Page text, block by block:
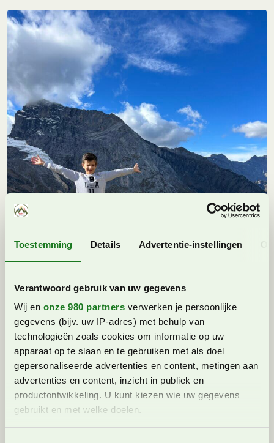
Toestemming Details Advertentie-instellingen
Verantwoord gebruik van uw gegevens
Wij en onze 980 partners verwerken je persoonlijke
gegevens (bijv. uw IP-adres) met behulp van
technologieën zoals cookies om informatie op uw
apparaat op te slaan en te gebruiken met als doel
gepersonaliseerde advertenties en content, metingen aan
advertenties en content, inzicht in publiek en
productontwikkeling. U kunt kiezen wie uw gegevens
gebruikt en met welke doelen.